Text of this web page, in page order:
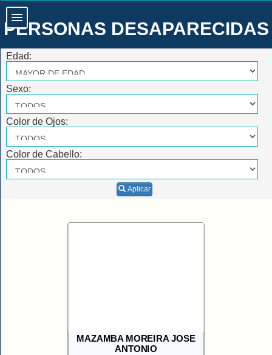
PERSONAS DESAPARECIDAS
Edad:
Sexo:
Color de Ojos:
Color de Cabello:
Aplicar
MAZAMBA MOREIRA JOSE
ANTONIO